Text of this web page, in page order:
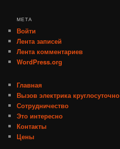
МЕТА
Войти
Лента записей
Лента комментариев
WordPress.org
Главная
Вызов электрика круглосуточно
Сотрудничество
Это интересно
Контакты
Цены